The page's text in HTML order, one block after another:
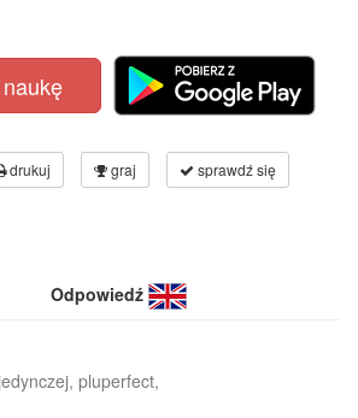
drukuj graj sprawdź się
Odpowiedź
pluperfect,